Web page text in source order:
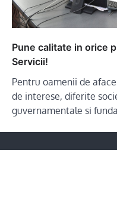
Pune calitate in orice
Servicii!
Pentru oamenii de
de interese, diferite
guvernamentale si